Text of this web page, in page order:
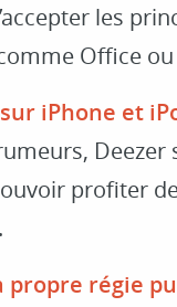
les
Office ou
iPhone et
Deezer
profiter
propre régie